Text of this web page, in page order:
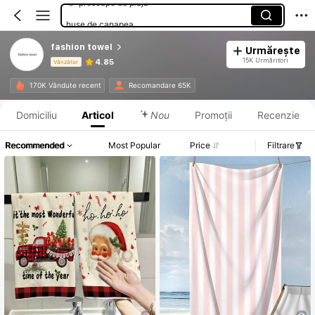
seturi de prosoape
fashion towel
Vânzător 4.85
Urmărește
15K Urmăritori
170K Vândute recent Recomandare 65K
Informații despre produs: Divulgarea prețului, detalii privind vânzările și stocul.
Domiciliu Articol Nou Promoții Recenzie
Recommended Most Popular Price Filtrare